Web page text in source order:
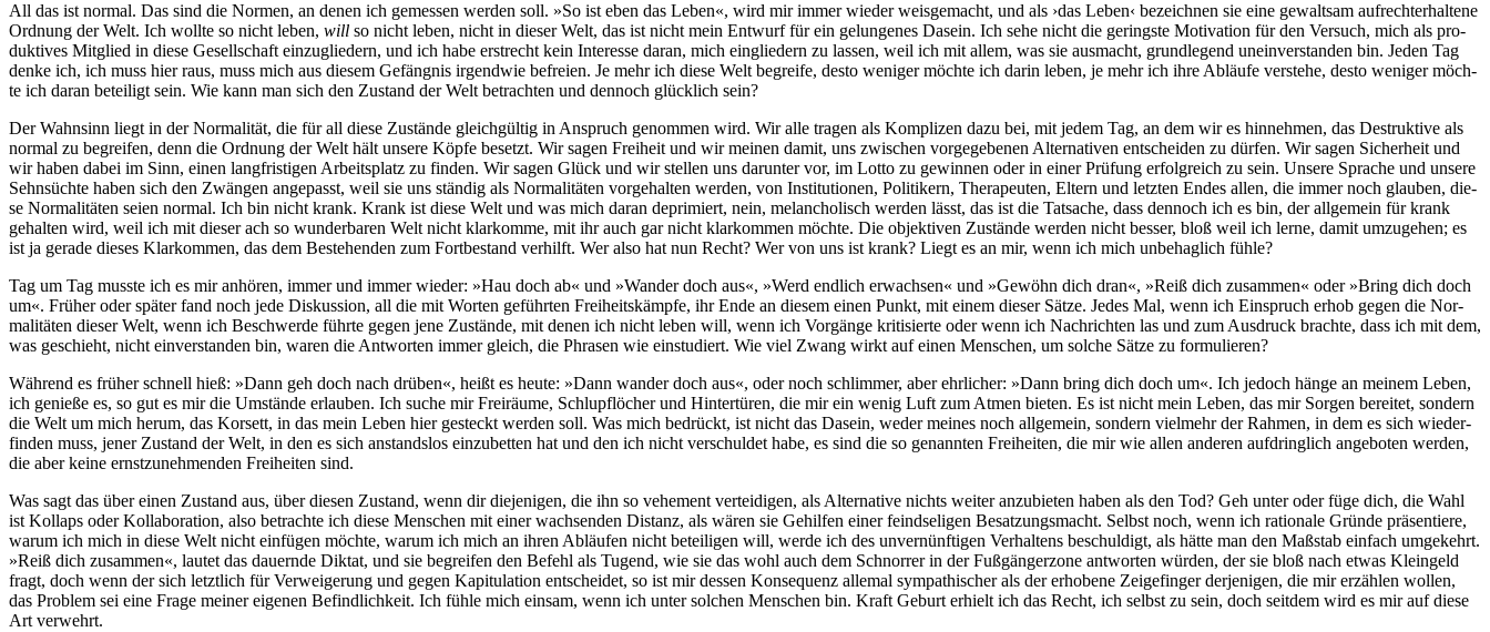
All das ist nor­mal. Das sind die Nor­men, an denen ich gemes­sen wer­den soll. »So ist eben das Leben«, wird mir immer wie­der weis­ge­macht, und als ›das Leben‹ bezeich­nen sie eine gewalt­sam auf­recht­erhal­te­ne
Ord­nung der Welt. Ich woll­te so nicht leben, will so nicht leben, nicht in die­ser Welt, das ist nicht mein Ent­wurf für ein gelun­ge­nes Dasein. Ich sehe nicht die gerings­te Moti­va­ti­on für den Ver­such, mich als pro­
duk­ti­ves Mit­glied in die­se Gesell­schaft ein­zu­glie­dern, und ich habe erst­recht kein Inter­es­se dar­an, mich ein­glie­dern zu las­sen, weil ich mit allem, was sie aus­macht, grund­le­gend unein­ver­stan­den bin. Jeden Tag
den­ke ich, ich muss hier raus, muss mich aus die­sem Gefäng­nis irgend­wie befrei­en. Je mehr ich die­se Welt begrei­fe, des­to weni­ger möch­te ich dar­in leben, je mehr ich ihre Abläu­fe ver­ste­he, des­to weni­ger möch­
te ich dar­an betei­ligt sein. Wie kann man sich den Zustand der Welt betrach­ten und den­noch glück­lich sein?
Der Wahn­sinn liegt in der Nor­ma­li­tät, die für all die­se Zustän­de gleich­gül­tig in Anspruch genom­men wird. Wir alle tra­gen als Kom­pli­zen dazu bei, mit jedem Tag, an dem wir es hin­neh­men, das Destruk­ti­ve als
nor­mal zu begrei­fen, denn die Ord­nung der Welt hält unse­re Köp­fe besetzt. Wir sagen Frei­heit und wir mei­nen damit, uns zwi­schen vor­ge­ge­be­nen Alter­na­ti­ven ent­schei­den zu dür­fen. Wir sagen Sicher­heit und
wir haben dabei im Sinn, einen lang­fris­ti­gen Arbeits­platz zu fin­den. Wir sagen Glück und wir stel­len uns dar­un­ter vor, im Lot­to zu gewin­nen oder in einer Prü­fung erfolg­reich zu sein. Unse­re Spra­che und unse­re
Sehn­süch­te haben sich den Zwän­gen ange­passt, weil sie uns stän­dig als Nor­ma­li­tä­ten vor­ge­hal­ten wer­den, von Insti­tu­tio­nen, Poli­ti­kern, The­ra­peu­ten, Eltern und letz­ten Endes allen, die immer noch glau­ben, die­
se Nor­ma­li­tä­ten sei­en nor­mal. Ich bin nicht krank. Krank ist die­se Welt und was mich dar­an depri­miert, nein, melan­cho­lisch wer­den lässt, das ist die Tat­sa­che, dass den­noch ich es bin, der all­ge­mein für krank
gehal­ten wird, weil ich mit die­ser ach so wun­der­ba­ren Welt nicht klar­kom­me, mit ihr auch gar nicht klar­kom­men möch­te. Die objek­ti­ven Zustän­de wer­den nicht bes­ser, bloß weil ich ler­ne, damit umzu­ge­hen; es
ist ja gera­de die­ses Klar­kom­men, das dem Bestehen­den zum Fort­be­stand ver­hilft. Wer also hat nun Recht? Wer von uns ist krank? Liegt es an mir, wenn ich mich unbe­hag­lich fühle?
Tag um Tag muss­te ich es mir anhö­ren, immer und immer wie­der: »Hau doch ab« und »Wan­der doch aus«, »Werd end­lich erwach­sen« und »Gewöhn dich dran«, »Reiß dich zusam­men« oder »Bring dich doch
um«. Frü­her oder spä­ter fand noch jede Dis­kus­si­on, all die mit Wor­ten geführ­ten Frei­heits­kämp­fe, ihr Ende an die­sem einen Punkt, mit einem die­ser Sät­ze. Jedes Mal, wenn ich Ein­spruch erhob gegen die Nor­
ma­li­tä­ten die­ser Welt, wenn ich Beschwer­de führ­te gegen jene Zustän­de, mit denen ich nicht leben will, wenn ich Vor­gän­ge kri­ti­sier­te oder wenn ich Nach­rich­ten las und zum Aus­druck brach­te, dass ich mit dem,
was geschieht, nicht ein­ver­stan­den bin, waren die Ant­wor­ten immer gleich, die Phra­sen wie ein­stu­diert. Wie viel Zwang wirkt auf einen Men­schen, um sol­che Sät­ze zu formulieren?
Wäh­rend es frü­her schnell hieß: »Dann geh doch nach drü­ben«, heißt es heu­te: »Dann wan­der doch aus«, oder noch schlim­mer, aber ehr­li­cher: »Dann bring dich doch um«. Ich jedoch hän­ge an mei­nem Leben,
ich genie­ße es, so gut es mir die Umstän­de erlau­ben. Ich suche mir Frei­räu­me, Schlupf­lö­cher und Hin­ter­tü­ren, die mir ein wenig Luft zum Atmen bie­ten. Es ist nicht mein Leben, das mir Sor­gen berei­tet, son­dern
die Welt um mich her­um, das Kor­sett, in das mein Leben hier gesteckt wer­den soll. Was mich bedrückt, ist nicht das Dasein, weder mei­nes noch all­ge­mein, son­dern viel­mehr der Rah­men, in dem es sich wie­der­
fin­den muss, jener Zustand der Welt, in den es sich anstands­los ein­zu­bet­ten hat und den ich nicht ver­schul­det habe, es sind die so genann­ten Frei­hei­ten, die mir wie allen ande­ren auf­dring­lich ange­bo­ten wer­den,
die aber kei­ne ernst­zu­neh­men­den Frei­hei­ten sind.
Was sagt das über einen Zustand aus, über die­sen Zustand, wenn dir die­je­ni­gen, die ihn so vehe­ment ver­tei­di­gen, als Alter­na­ti­ve nichts wei­ter anzu­bie­ten haben als den Tod? Geh unter oder füge dich, die Wahl
ist Kol­laps oder Kol­la­bo­ra­ti­on, also betrach­te ich die­se Men­schen mit einer wach­sen­den Distanz, als wären sie Gehil­fen einer feind­se­li­gen Besat­zungs­macht. Selbst noch, wenn ich ratio­na­le Grün­de prä­sen­tie­re,
war­um ich mich in die­se Welt nicht ein­fü­gen möch­te, war­um ich mich an ihren Abläu­fen nicht betei­li­gen will, wer­de ich des unver­nünf­ti­gen Ver­hal­tens beschul­digt, als hät­te man den Maß­stab ein­fach umge­kehrt.
»Reiß dich zusam­men«, lau­tet das dau­ern­de Dik­tat, und sie begrei­fen den Befehl als Tugend, wie sie das wohl auch dem Schnor­rer in der Fuß­gän­ger­zo­ne ant­wor­ten wür­den, der sie bloß nach etwas Klein­geld
fragt, doch wenn der sich letzt­lich für Ver­wei­ge­rung und gegen Kapi­tu­la­ti­on ent­schei­det, so ist mir des­sen Kon­se­quenz alle­mal sym­pa­thi­scher als der erho­be­ne Zei­ge­fin­ger der­je­ni­gen, die mir erzäh­len wol­len,
das Pro­blem sei eine Fra­ge mei­ner eige­nen Befind­lich­keit. Ich füh­le mich ein­sam, wenn ich unter sol­chen Men­schen bin. Kraft Geburt erhielt ich das Recht, ich selbst zu sein, doch seit­dem wird es mir auf die­se
Art verwehrt.